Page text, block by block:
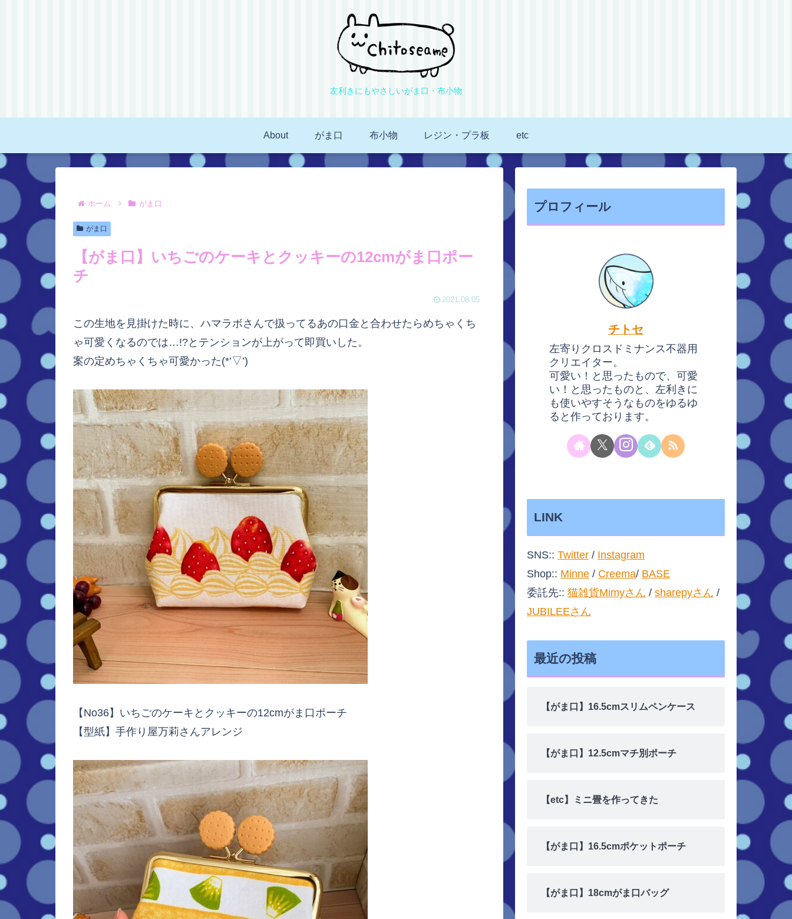
左利きにもやさしいがま口・布小物
About がま口 布小物 レジン・プラ板 etc
ホーム がま口
がま口
【がま口】いちごのケーキとクッキーの12cmがま口ポー
チ
2021.08.05
この生地を見掛けた時に、ハマラボさんで扱ってるあの口金と合わせたらめちゃくち
ゃ可愛くなるのでは…!?とテンションが上がって即買いした。
案の定めちゃくちゃ可愛かった(*’▽’)
【No36】いちごのケーキとクッキーの12cmがま口ポーチ
【型紙】手作り屋万莉さんアレンジ
プロフィール
チトセ
左寄りクロスドミナンス不器用
クリエイター。
可愛い！と思ったもので、可愛
い！と思ったものと、左利きに
も使いやすそうなものをゆるゆ
ると作っております。
LINK
SNS:: Twitter / Instagram
Shop:: Minne / Creema/ BASE
委託先:: 猫雑貨Mimyさん / sharepyさん /
JUBILEEさん
最近の投稿
【がま口】16.5cmスリムペンケース
【がま口】12.5cmマチ別ポーチ
【etc】ミニ畳を作ってきた
【がま口】16.5cmポケットポーチ
【がま口】18cmがま口バッグ